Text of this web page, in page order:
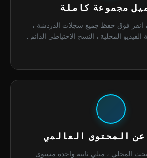
مجموعة كاملة
انقر فوق حفظ جميع سجلات الدردشة ،
المحلية ، النسخ الاحتياطي الدائم .
عن المحتوى العالمي
المحلي ، ميلي ثانية واحدة مستوى